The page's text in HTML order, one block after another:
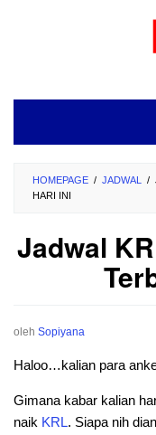
HOMEPAGE / JADWAL /
HARI INI
Jadwal
oleh Sopiyana
Haloo…kalian para
Gimana kabar kalian
naik KRL. Siapa nih